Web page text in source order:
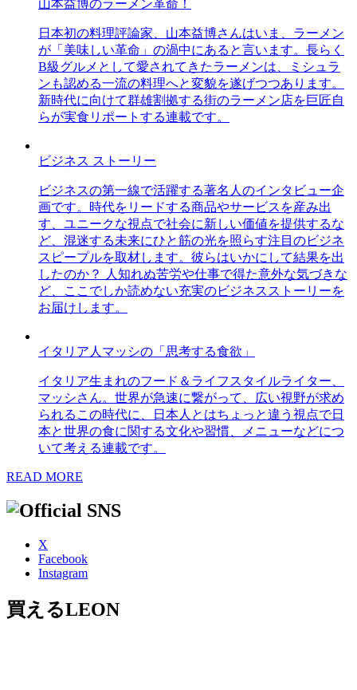
山本益博のラーメン革命！
日本初の料理評論家、山本益博さんはいま、ラーメン
が「美味しい革命」の渦中にあると言います。長らく
B級グルメとして愛されてきたラーメンは、ミシュラ
ンも認める一流の料理へと変貌を遂げつつあります。
新時代に向けて群雄割拠する街のラーメン店を巨匠自
らが実食リポートする連載です。
ビジネス ストーリー
ビジネスの第一線で活躍する著名人のインタビュー企
画です。時代をリードする商品やサービスを産み出
す、ユニークな視点で社会に新しい価値を提供するな
ど、混迷する未来にひと筋の光を照らす注目のビジネ
スピープルを取材します。彼らはいかにして結果を出
したのか？ 人知れぬ苦労や仕事で得た意外な気づきな
ど、ここでしか読めない充実のビジネスストーリーを
お届けします。
イタリア人マッシの「思考する食欲」
イタリア生まれのフード＆ライフスタイルライター、
マッシさん。世界が急速に繋がって、広い視野が求め
られるこの時代に、日本人とはちょっと違う視点で日
本と世界の食に関する文化や習慣、メニューなどにつ
いて考える連載です。
READ MORE
X
Facebook
Instagram
買えるLEON